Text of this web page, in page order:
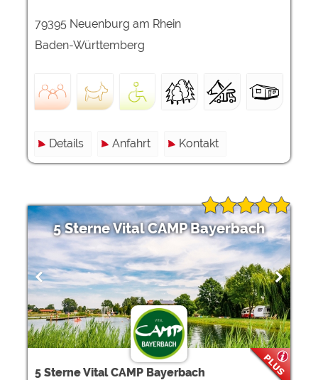
79395 Neuenburg am Rhein
Baden-Württemberg
Details Anfahrt Kontakt
5 Sterne Vital CAMP Bayerbach
5 Sterne Vital CAMP Bayerbach